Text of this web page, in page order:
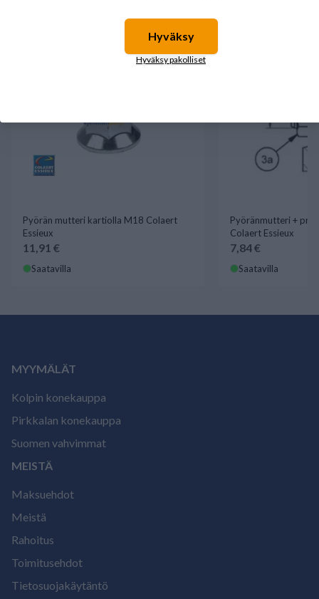
Pyörän mutteri kartiolla M18 Colaert
Essieux
11,91 €
Saatavilla
Pyöränmutteri +
Colaert Essieux
7,84 €
Saatavilla
MYYMÄLÄT
Kolpin konekauppa
Pirkkalan konekauppa
Suomen vahvimmat
MEISTÄ
Maksuehdot
Meistä
Rahoitus
Toimitusehdot
Tietosuojakäytäntö
Hyväksy
Hyväksy pakolliset